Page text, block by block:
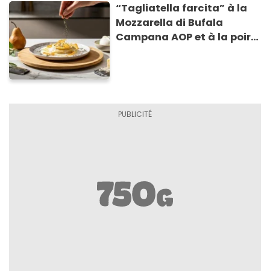
“Tagliatella farcita” à la
Mozzarella di Bufala
Campana AOP et à la poire